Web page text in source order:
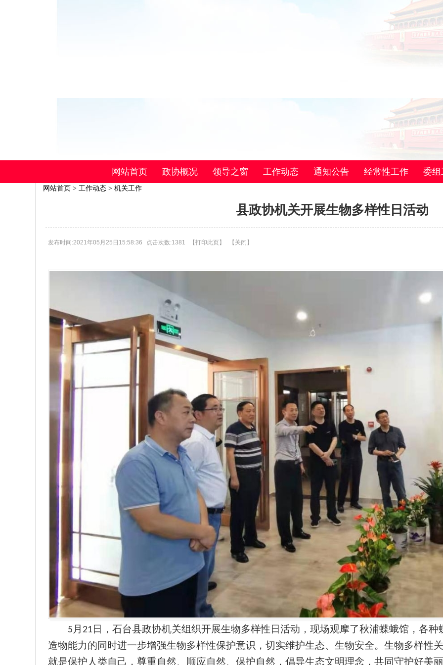
网站首页 政协概况 领导之窗 工作动态 通知公告 经常性工作 委组
网站首页 > 工作动态 > 机关工作
县政协机关开展生物多样性日活动
发布时间:2021年05月25日15:58:36 点击次数:1381 【打印此页】 【 关闭 】
5 月 21 日，石台县政协机关组织开展生物多样性日活动，现场观摩了秋浦蝶蛾馆，各
造物能力的同时进一步增强生物多样性保护意识，切实维护生态、生物安全。生物多样性
就是保护人类自己，尊重自然、顺应自然、保护自然，倡导生态文明理念，共同守护好美